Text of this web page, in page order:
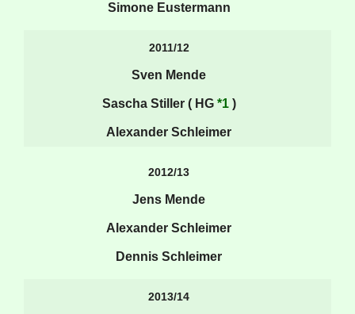
Simone Eustermann
2011/12
Sven Mende
Sascha Stiller ( HG *1)
Alexander Schleimer
2012/13
Jens Mende
Alexander Schleimer
Dennis Schleimer
2013/14